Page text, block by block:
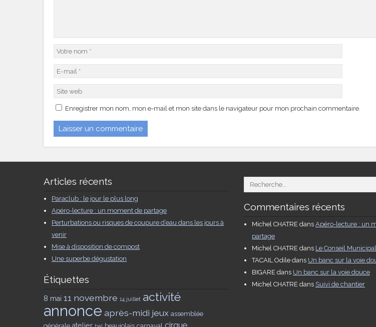
Enregistrer mon nom, mon e-mail et mon site dans le navigateur pour mon prochain commentaire.
Articles récents
Paraclub : le jour le plus long
Apéro-lecture : un moment de partage
Perturbations ou risques de coupure d’eau dans les jours à
venir
Mise à disposition de compost
Une superbe dégustation
Étiquettes
8 mai 11 novembre 14 juillet activité
annonce après-midi jeux assemblée
générale atelier beaujolais carnaval cirque
Commentaires récents
Michel CHATRE dans Apéro-lecture : un
partage
Michel CHATRE dans Le Conseil Municipal
TACAIL Odile dans Un banc sur la voie
BIGARE dans Un banc sur la voie douce
Michel CHATRE dans Suivi de chantier